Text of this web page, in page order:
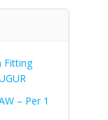
Fitting
– Per 1